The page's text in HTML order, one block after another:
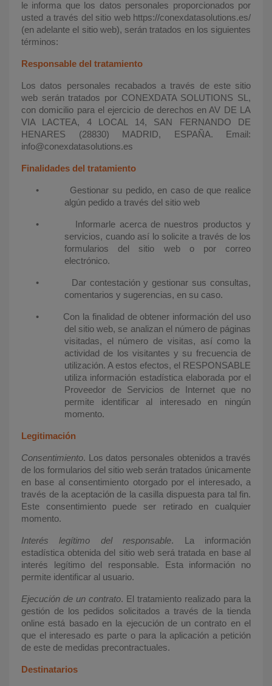
le informa que los datos personales proporcionados por
usted a través del sitio web https://conexdatasolutions.es/
(en adelante el sitio web), serán tratados en los siguientes
términos:
Responsable del tratamiento
Los datos personales recabados a través de este sitio
web serán tratados por CONEXDATA SOLUTIONS SL,
con domicilio para el ejercicio de derechos en AV DE LA
VIA LACTEA, 4 LOCAL 14, SAN FERNANDO DE
HENARES (28830) MADRID, ESPAÑA. Email:
info@conexdatasolutions.es
Finalidades del tratamiento
•
Gestionar su pedido, en caso de que realice
algún pedido a través del sitio web
•
Informarle acerca de nuestros productos y
servicios, cuando así lo solicite a través de los
formularios del sitio web o por correo
electrónico.
•
Dar contestación y gestionar sus consultas,
comentarios y sugerencias, en su caso.
•
Con la finalidad de obtener información del uso
del sitio web, se analizan el número de páginas
visitadas, el número de visitas, así como la
actividad de los visitantes y su frecuencia de
utilización. A estos efectos, el RESPONSABLE
utiliza información estadística elaborada por el
Proveedor de Servicios de Internet que no
permite identificar al interesado en ningún
momento.
Legitimación
Consentimiento. Los datos personales obtenidos a través
de los formularios del sitio web serán tratados únicamente
en base al consentimiento otorgado por el interesado, a
través de la aceptación de la casilla dispuesta para tal fin.
Este consentimiento puede ser retirado en cualquier
momento.
Interés legítimo del responsable. La información
estadística obtenida del sitio web será tratada en base al
interés legítimo del responsable. Esta información no
permite identificar al usuario.
Ejecución de un contrato. El tratamiento realizado para la
gestión de los pedidos solicitados a través de la tienda
online está basado en la ejecución de un contrato en el
que el interesado es parte o para la aplicación a petición
de este de medidas precontractuales.
Destinatarios